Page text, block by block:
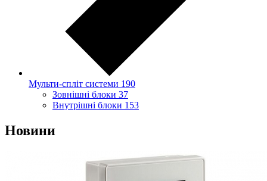
Мульти-спліт системи 190
Зовнішні блоки 37
Внутрішні блоки 153
Новини